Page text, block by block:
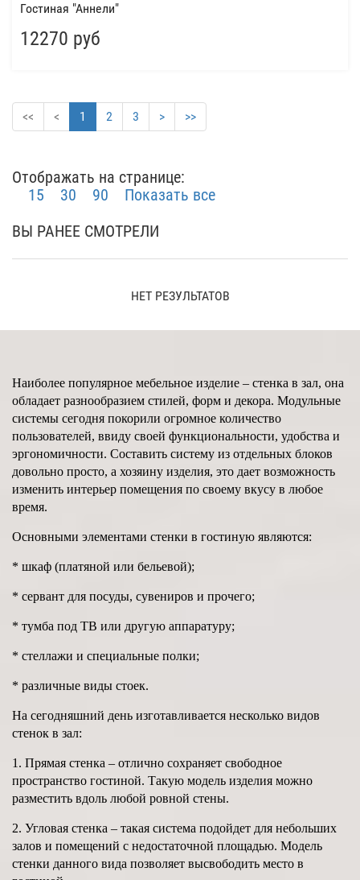
Гостиная "Аннели"
12270 руб
<< < 1 2 3 > >>
Отображать на странице:
15
30 90
Показать все
ВЫ РАНЕЕ СМОТРЕЛИ
НЕТ РЕЗУЛЬТАТОВ
Наиболее популярное мебельное изделие – стенка в зал, она
обладает разнообразием стилей, форм и декора. Модульные
системы сегодня покорили огромное количество
пользователей, ввиду своей функциональности, удобства и
эргономичности. Составить систему из отдельных блоков
довольно просто, а хозяину изделия, это дает возможность
изменить интерьер помещения по своему вкусу в любое
время.
Основными элементами стенки в гостиную являются:
* шкаф (платяной или бельевой);
* сервант для посуды, сувениров и прочего;
* тумба под ТВ или другую аппаратуру;
* стеллажи и специальные полки;
* различные виды стоек.
На сегодняшний день изготавливается несколько видов
стенок в зал:
1. Прямая стенка – отлично сохраняет свободное
пространство гостиной. Такую модель изделия можно
разместить вдоль любой ровной стены.
2. Угловая стенка – такая система подойдет для небольших
залов и помещений с недостаточной площадью. Модель
стенки данного вида позволяет высвободить место в